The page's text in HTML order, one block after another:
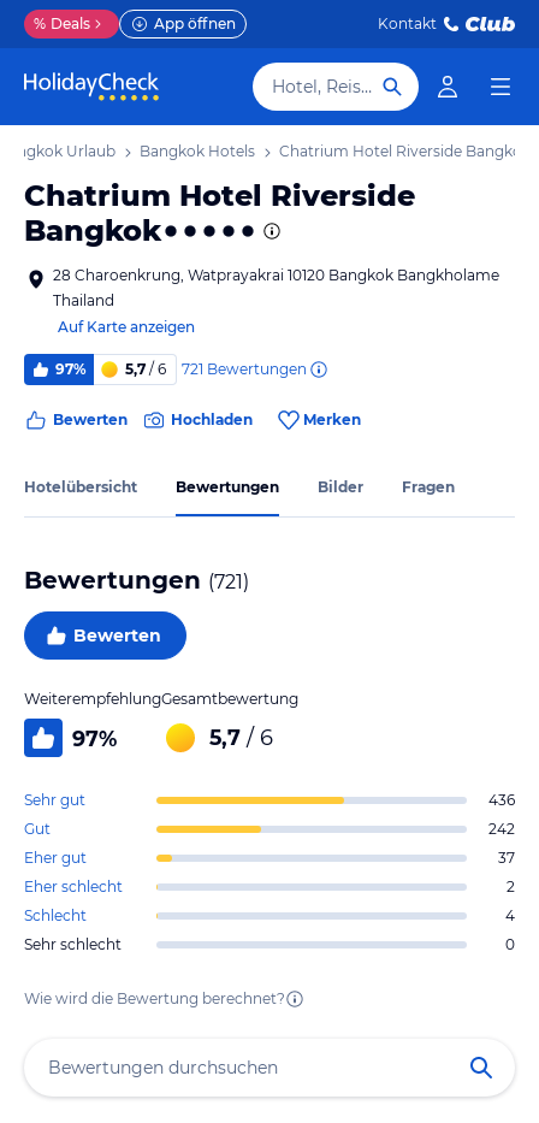
% Deals App öffnen Kontakt
Hotel, Reiseziel
Urlaub Bangkok Hotels Chatrium Hotel Riverside Bangkok
Chatrium Hotel Riverside
Bangkok
28 Charoenkrung, Watprayakrai 10120 Bangkok Bangkholame
Thailand
Auf Karte anzeigen
97% 5,7 / 6 721 Bewertungen
Bewerten Hochladen Merken
Hotelübersicht Bewertungen Bilder Fragen
Bewertungen (721)
Bewerten
Weiterempfehlung
97%
Gesamtbewertung
5,7 / 6
Sehr gut
436
Gut
242
Eher gut
37
Eher schlecht
2
Schlecht
4
Sehr schlecht
0
Wie wird die Bewertung berechnet?